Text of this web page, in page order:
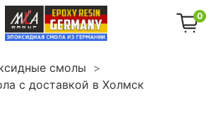
0
смолы
с доставкой в Холмск